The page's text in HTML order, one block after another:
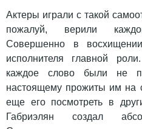
Актеры играли с такой
пожалуй, верили
Совершенно в
исполнителя главной
каждое слово были не
настоящему прожиты им на
еще его посмотреть в
Габриэлян создал